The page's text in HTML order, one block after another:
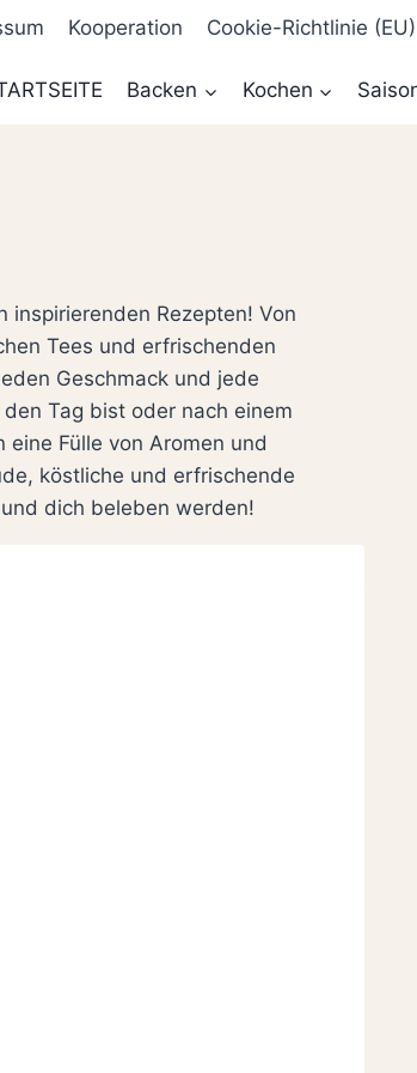
Kooperation Cookie-Richtlinie (EU)
Backen Kochen
inspirierenden Rezepten! Von
Tees und erfrischenden
Geschmack und jede
Tag bist oder nach einem
Fülle von Aromen und
köstliche und erfrischende
dich beleben werden!